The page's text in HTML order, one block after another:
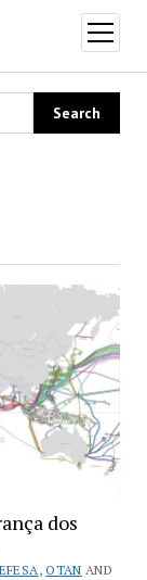
open
menu
dos
,OTAN AND